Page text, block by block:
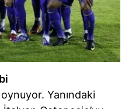
Yanındaki